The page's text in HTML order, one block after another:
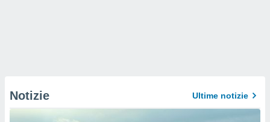
Notizie Ultime notizie